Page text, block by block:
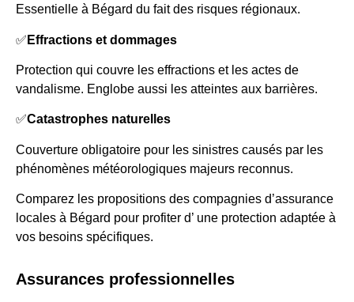
Essentielle à Bégard du fait des risques régionaux.
✅ Effractions et dommages
Protection qui couvre les effractions et les actes de
vandalisme. Englobe aussi les atteintes aux barrières.
✅Catastrophes naturelles
Couverture obligatoire pour les sinistres causés par les
phénomènes météorologiques majeurs reconnus.
Comparez les propositions des compagnies d’assurance
locales à Bégard pour profiter d’ une protection adaptée à
vos besoins spécifiques.
Assurances professionnelles